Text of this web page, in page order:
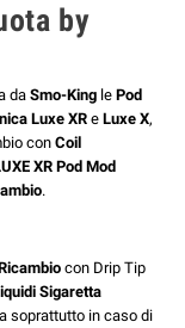
by
daSmo-King le Pod
Luxe XR e Luxe X,
con Coil
XR Pod Mod
.
con Drip Tip
Sigaretta
soprattutto in caso di